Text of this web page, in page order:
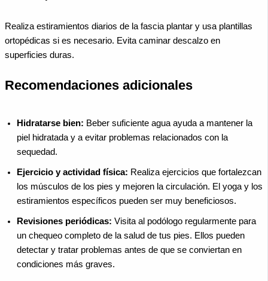
Realiza estiramientos diarios de la fascia plantar y usa plantillas
ortopédicas si es necesario. Evita caminar descalzo en
superficies duras.
Recomendaciones adicionales
Hidratarse bien: Beber suficiente agua ayuda a mantener la
piel hidratada y a evitar problemas relacionados con la
sequedad.
Ejercicio y actividad física: Realiza ejercicios que fortalezcan
los músculos de los pies y mejoren la circulación. El yoga y los
estiramientos específicos pueden ser muy beneficiosos.
Revisiones periódicas: Visita al podólogo regularmente para
un chequeo completo de la salud de tus pies. Ellos pueden
detectar y tratar problemas antes de que se conviertan en
condiciones más graves.